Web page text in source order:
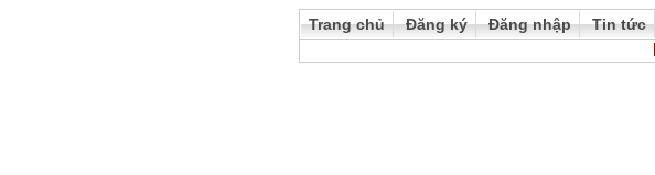
Trang chủ Đăng ký Đăng nhập Tin tức